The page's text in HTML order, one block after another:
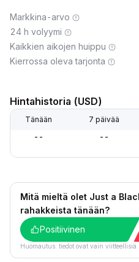
Markkina-arvo
24 h volyymi
Kaikkien aikojen huippu
Kierrossa oleva tarjonta
Hintahistoria (USD)
Tänään 7 päivää
-- --
Mitä mieltä olet Just a
rahakkeista tänään?
Positiivinen
Huomautus: tiedot ovat vain viitteellisiä.